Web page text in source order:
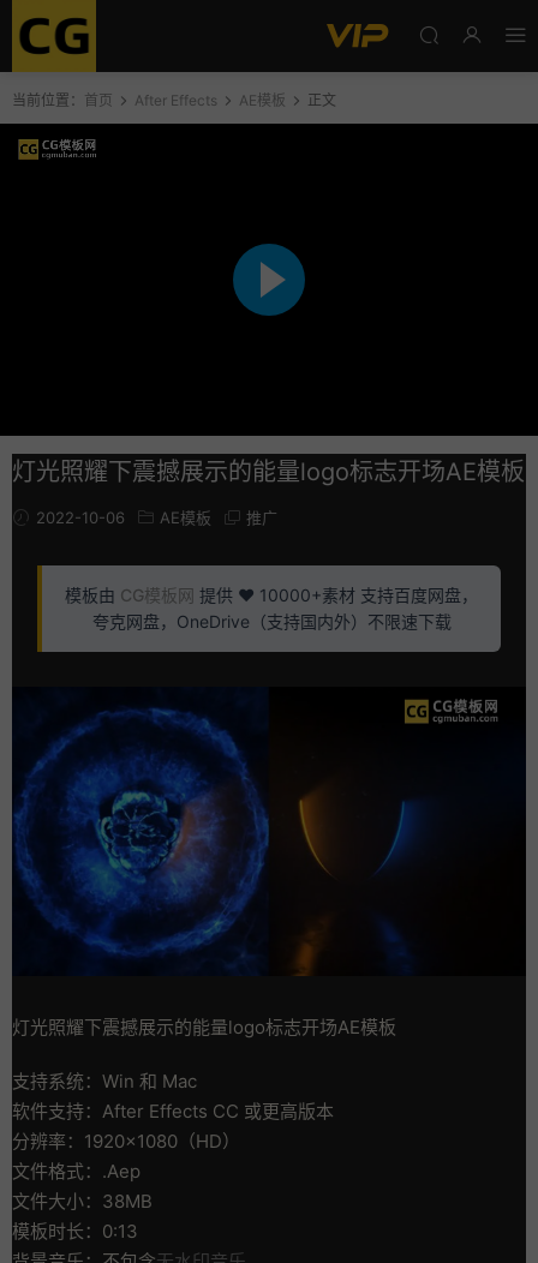
当前位置： 首页 After Effects AE模板 正文
灯光照耀下震撼展示的能量logo标志开场AE模板
2022-10-06 AE模板 推广
模板由 CG模板网 提供 ❤️ 10000+素材 支持百度网盘，
夸克网盘，OneDrive（支持国内外）不限速下载
灯光照耀下震撼展示的能量logo标志开场AE模板
支持系统：Win 和 Mac
软件支持：After Effects CC 或更高版本
分辨率：1920×1080（HD）
文件格式：.Aep
文件大小：38MB
模板时长：0:13